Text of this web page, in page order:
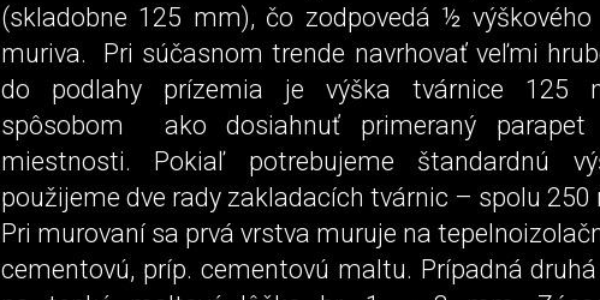
(skladobne 125 mm), čo zodpovedá ½
muriva. Pri súčasnom trende navrhovať veľmi
do podlahy prízemia je výška tvárnice 125
spôsobom ako dosiahnuť primeraný
miestnosti. Pokiaľ potrebujeme štandardnú
použijeme dve rady zakladacích tvárnic – spolu 250
Pri murovaní sa prvá vrstva muruje na
cementovú, príp. cementovú maltu. Prípadná